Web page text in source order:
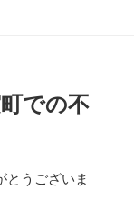
収も対応の
での不
とうございま